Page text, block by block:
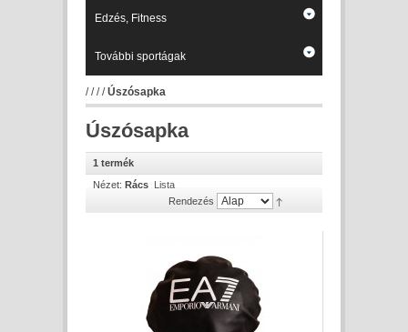
Edzés, Fitness
További sportágak
////Úszósapka
Úszósapka
1 termék
Nézet: Rács Lista
Rendezés